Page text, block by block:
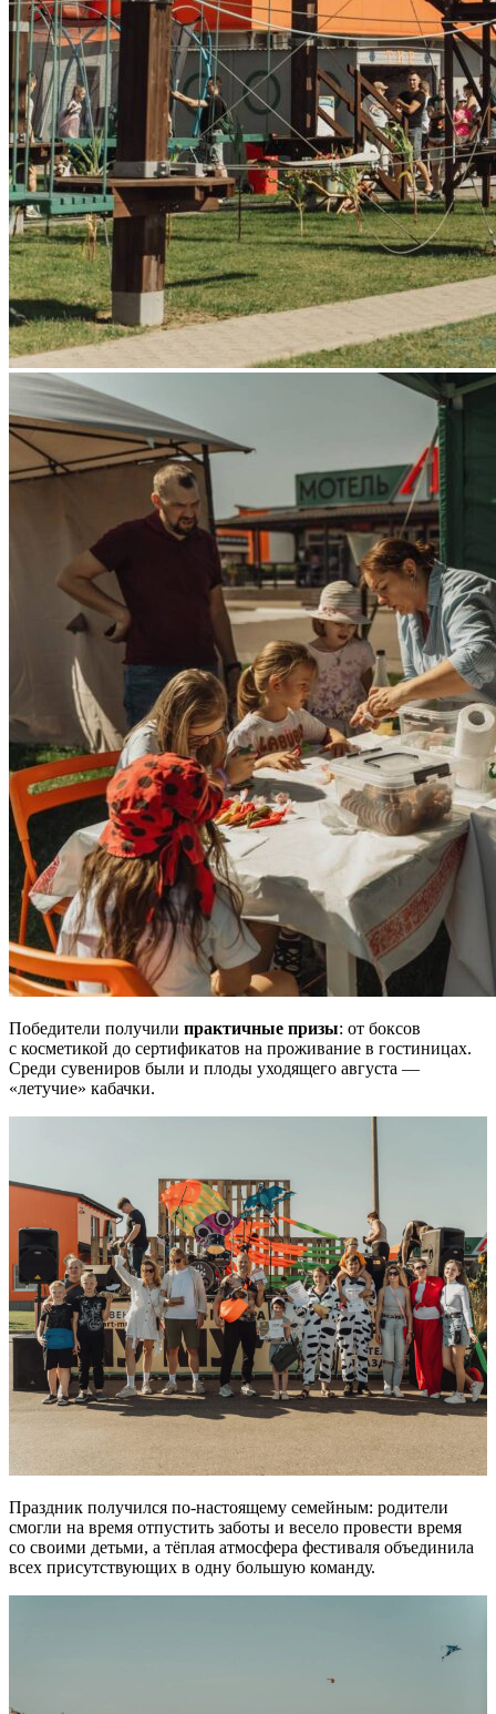
Победители получили практичные призы: от боксов
с косметикой до сертификатов на проживание в гостиницах.
Среди сувениров были и плоды уходящего августа —
«летучие» кабачки.
Праздник получился по-настоящему семейным: родители
смогли на время отпустить заботы и весело провести время
со своими детьми, а тёплая атмосфера фестиваля объединила
всех присутствующих в одну большую команду.